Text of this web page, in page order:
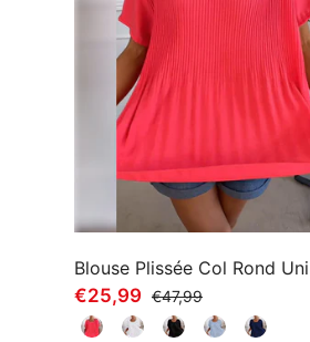
Blouse Plissée Col Rond Uni
€25,99 €47,99